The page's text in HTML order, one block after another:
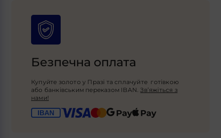
Безпечна оплата
Купуйте золото у Празі та сплачуйте готівкою
або банківським переказом IBAN.Зв’яжіться з
нами!